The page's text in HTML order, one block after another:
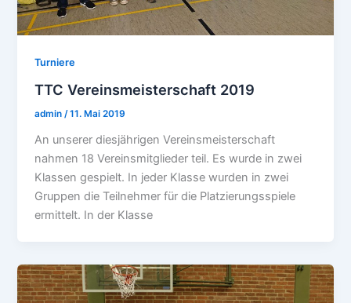
Turniere
TTC Vereinsmeisterschaft 2019
admin/11. Mai 2019
An unserer diesjährigen Vereinsmeisterschaft
nahmen 18 Vereinsmitglieder teil. Es wurde in zwei
Klassen gespielt. In jeder Klasse wurden in zwei
Gruppen die Teilnehmer für die Platzierungsspiele
ermittelt. In der Klasse